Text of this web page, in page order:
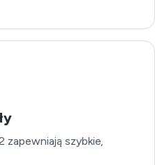
zapewniają szybkie,